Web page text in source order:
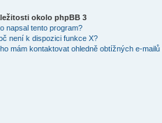
okolo phpBB 3
napsal tento program?
není k dispozici funkce X?
mám kontaktovat ohledně obtížných e-